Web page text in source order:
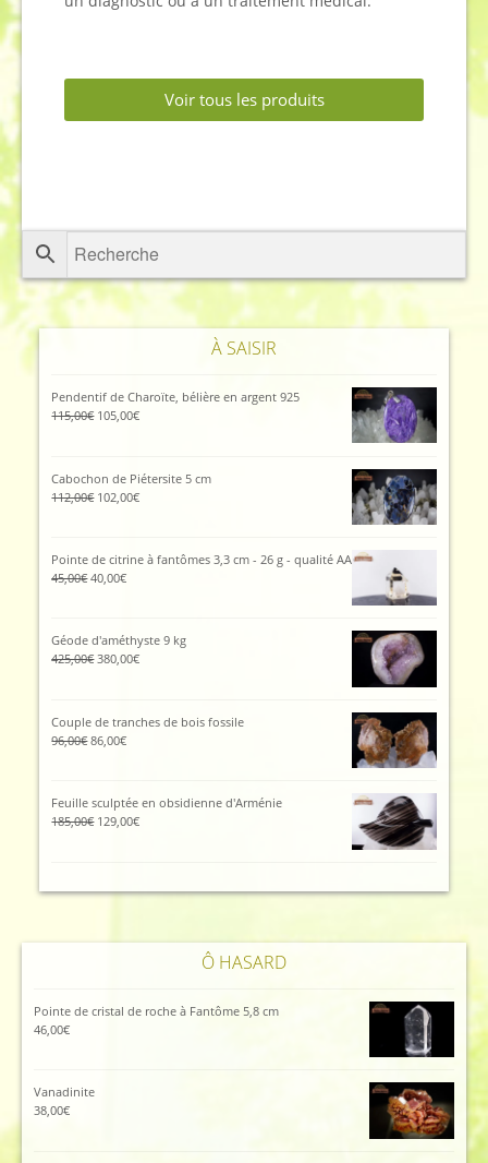
Voir tous les produits
À SAISIR
Pendentif de Charoïte, bélière en argent 925
115,00€ 105,00€
Cabochon de Piétersite 5 cm
112,00€ 102,00€
Pointe de citrine à fantômes 3,3 cm - 26 g - qualité AA
45,00€ 40,00€
Géode d'améthyste 9 kg
425,00€ 380,00€
Couple de tranches de bois fossile
96,00€ 86,00€
Feuille sculptée en obsidienne d'Arménie
185,00€ 129,00€
Ô HASARD
Pointe de cristal de roche à Fantôme 5,8 cm
46,00€
Vanadinite
38,00€